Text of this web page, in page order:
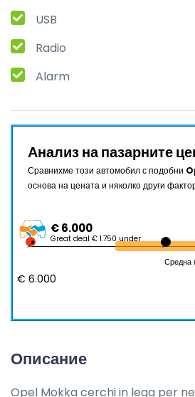
USB
Radio
Alarm
Анализ на пазарните
Сравнихме този автомобил с подобни
основа на цената и няколко други
€ 6.000
Great deal € 1.750 under
Средна
€ 6.000
Описание
Opel Mokka cerchi in lega per